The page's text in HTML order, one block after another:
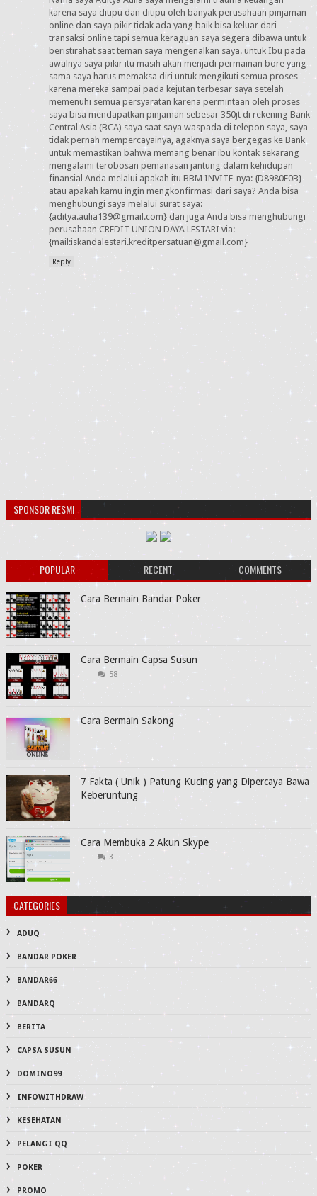
karena saya ditipu dan ditipu oleh banyak perusahaan pinjaman
online dan saya pikir tidak ada yang baik bisa keluar dari
transaksi online tapi semua keraguan saya segera dibawa untuk
beristirahat saat teman saya mengenalkan saya. untuk Ibu pada
awalnya saya pikir itu masih akan menjadi permainan bore yang
sama saya harus memaksa diri untuk mengikuti semua proses
karena mereka sampai pada kejutan terbesar saya setelah
memenuhi semua persyaratan karena permintaan oleh proses
saya bisa mendapatkan pinjaman sebesar 350jt di rekening Bank
Central Asia (BCA) saya saat saya waspada di telepon saya, saya
tidak pernah mempercayainya, agaknya saya bergegas ke Bank
untuk memastikan bahwa memang benar ibu kontak sekarang
mengalami terobosan pemanasan jantung dalam kehidupan
finansial Anda melalui apakah itu BBM INVITE-nya: {D8980E0B}
atau apakah kamu ingin mengkonfirmasi dari saya? Anda bisa
menghubungi saya melalui surat saya:
{aditya.aulia139@gmail.com} dan juga Anda bisa menghubungi
perusahaan CREDIT UNION DAYA LESTARI via:
{mail:iskandalestari.kreditpersatuan@gmail.com}
Reply
SPONSOR RESMI
POPULAR RECENT COMMENTS
Cara Bermain Bandar Poker
Cara Bermain Capsa Susun
58
Cara Bermain Sakong
7 Fakta ( Unik ) Patung Kucing yang Dipercaya Bawa
Keberuntung
Cara Membuka 2 Akun Skype
3
CATEGORIES
ADUQ
BANDAR POKER
BANDAR66
BANDARQ
BERITA
CAPSA SUSUN
DOMINO99
INFOWITHDRAW
KESEHATAN
PELANGI QQ
POKER
PROMO